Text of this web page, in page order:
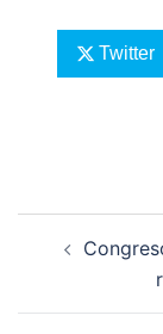
Twitter